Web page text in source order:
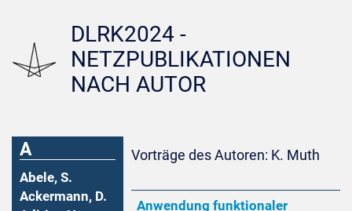
DLRK2024 -
NETZPUBLIKATIONEN
NACH AUTOR
A
Abele, S.
Ackermann, D.
Vorträge des Autoren: K. Muth
Anwendung funktionaler